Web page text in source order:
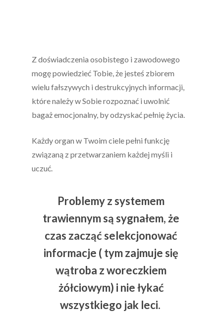
Z doświadczenia osobistego i zawodowego
mogę powiedzieć Tobie, że jesteś zbiorem
wielu fałszywych i destrukcyjnych informacji,
które należy w Sobie rozpoznać i uwolnić
bagaż emocjonalny, by odzyskać pełnię życia.
Każdy organ w Twoim ciele pełni funkcję
związaną z przetwarzaniem każdej myśli i
uczuć.
Problemy z systemem
trawiennym są sygnałem, że
czas zacząć selekcjonować
informacje ( tym zajmuje się
wątroba z woreczkiem
żółciowym) i nie łykać
wszystkiego jak leci.